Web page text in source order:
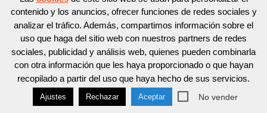
muy fácil!
ANYI SALOM
Las frutas cortadas con antelación a su consumo
pueden ser un peligro
LIBERTAD GARCIA
contenido y los anuncios, ofrecer funciones de redes sociales y
analizar el tráfico. Además, compartimos información sobre el
uso que haga del sitio web con nuestros partners de redes
sociales, publicidad y análisis web, quienes pueden combinarla
con otra información que les haya proporcionado o que hayan
recopilado a partir del uso que haya hecho de sus servicios.
Ajustes Rechazar Aceptar No vender